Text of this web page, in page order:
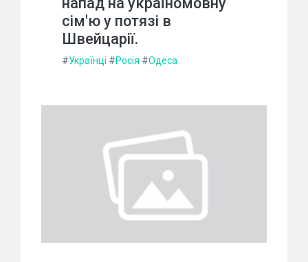
сім'ю у потязі в
Швейцарії.
#Українці #Росія #Одеса